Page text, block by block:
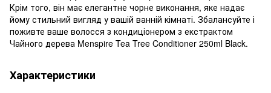
Крім того, він має елегантне чорне виконання, яке надає
йому стильний вигляд у вашій ванній кімнаті. Збалансуйте і
поживте ваше волосся з кондиціонером з екстрактом
Чайного дерева Menspire Tea Tree Conditioner 250ml Black.
Характеристики